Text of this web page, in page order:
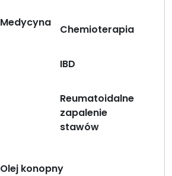
Medycyna
Chemioterapia
IBD
Reumatoidalne
zapalenie
stawów
Olej konopny